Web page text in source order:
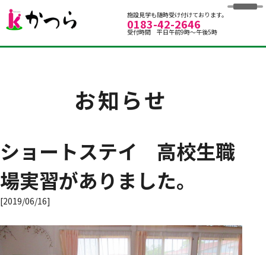
グループホームかつら
施設見学も随時受け付けております。
0183-42-2646
受付時間 平日午前9時～午後5時
お知らせ
ショートステイ 高校生職
場実習がありました。
[2019/06/16]